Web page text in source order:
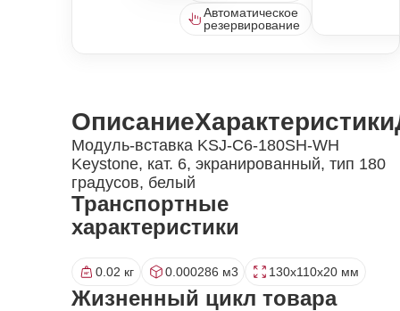
Автоматическое
резервирование
ОписаниеХарактеристики
Модуль-вставка KSJ-C6-180SH-WH
Keystone, кат. 6, экранированный, тип 180
градусов, белый
Транспортные
характеристики
0.02 кг 0.000286 м3 130x110x20 мм
Жизненный цикл товара